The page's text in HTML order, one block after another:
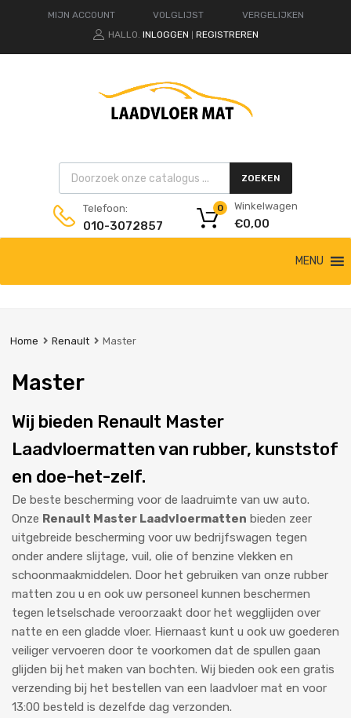
MIJN ACCOUNT VOLGLIJST
VERGELIJKEN
HALLO. INLOGGEN REGISTREREN
Products search ZOEKEN
Telefoon:
010-3072857
Winkelwagen
€0,00
0
de
MENU
Home Renault Master
Master
Wij bieden Renault Master
Laadvloermatten van rubber, kunststof
en doe-het-zelf.
De beste bescherming voor de laadruimte van uw auto.
Onze Renault Master Laadvloermatten bieden zeer
uitgebreide bescherming voor uw bedrijfswagen tegen
onder andere slijtage, vuil, olie of benzine vlekken en
schoonmaakmiddelen. Door het gebruiken van onze rubber
matten zou u en ook uw personeel kunnen beschermen
tegen letselschade veroorzaakt door het wegglijden over
natte en een gladde vloer. Hiernaast kunt u ook uw goederen
veiliger vervoeren door te voorkomen dat de spullen gaan
glijden bij het maken van bochten. Wij bieden ook een gratis
verzending bij het bestellen van een laadvloer mat en voor
13:00 besteld is dezelfde dag verzonden.